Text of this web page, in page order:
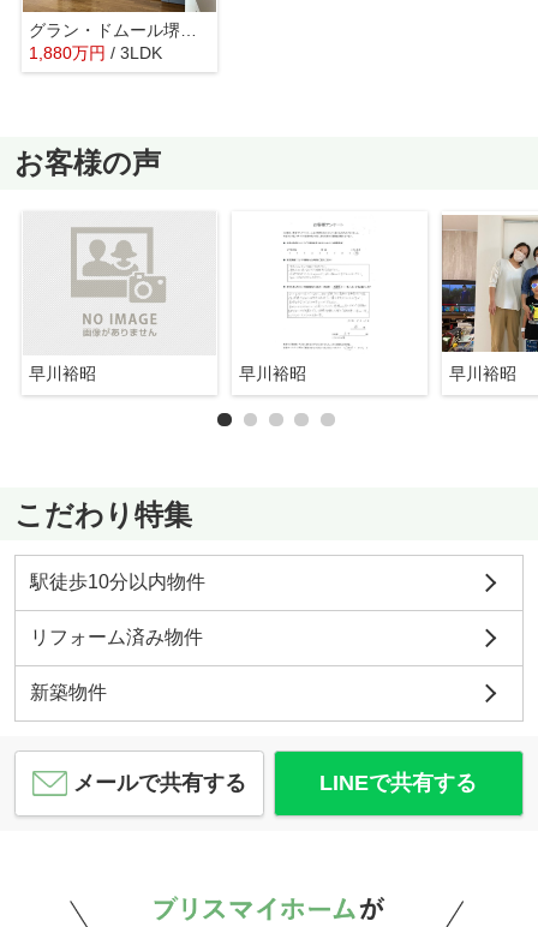
1,880万円 / 3LDK
お客様の声
早川裕昭 早川裕昭 早川裕昭
こだわり特集
駅徒歩10分以内物件
リフォーム済み物件
新築物件
メールで共有する LINEで共有する